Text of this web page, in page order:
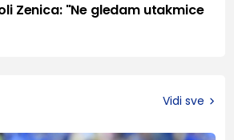
Zenica: "Ne gledam utakmice
Vidi sve